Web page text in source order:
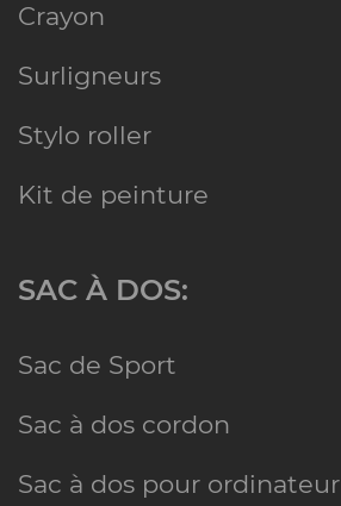
Crayon
Surligneurs
Stylo roller
Kit de peinture
SAC À DOS:
Sac de Sport
Sac à dos cordon
Sac à dos pour ordinateur